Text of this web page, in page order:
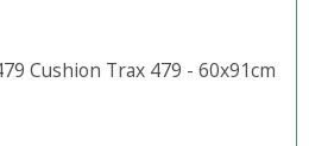
Cushion Trax 479 - 60x91cm